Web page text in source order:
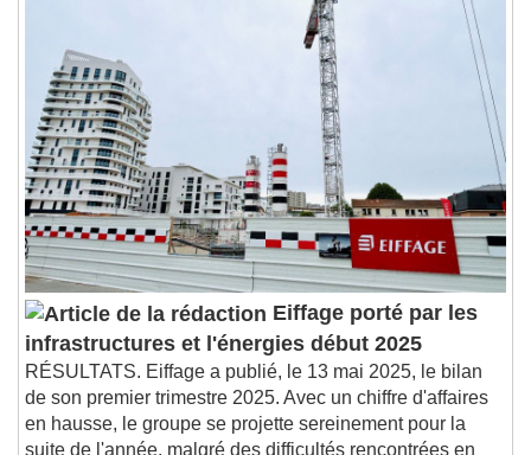
Eiffage porté par les
infrastructures et l'énergies début 2025
RÉSULTATS. Eiffage a publié, le 13 mai 2025, le bilan
de son premier trimestre 2025. Avec un chiffre d'affaires
en hausse, le groupe se projette sereinement pour la